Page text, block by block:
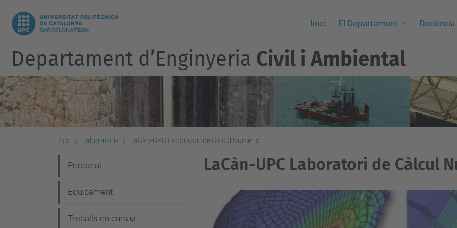
Inici El Departament Docència
Departament d’Enginyeria Civil i Ambiental
Inici Laboratoris LaCàn-UPC Laboratori de Càlcul Numèric
LaCàn-UPC Laboratori de Càlcul
a
v
Personal
Equipament
Treballs en curs